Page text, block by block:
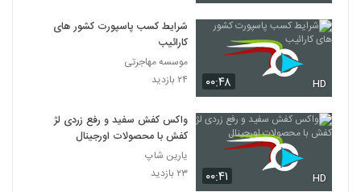
۰۰:۴۸ HD
شرایط کسب پاسپورت کشور های
کارائیب
موسسه مهاجرتی
۲۴ بازدید
۰۰:۴۱ HD
واکس کفش سفید و رفع زردی لژ
کفش با محصولات اورجینال
یارین شاپ
۲۳ بازدید